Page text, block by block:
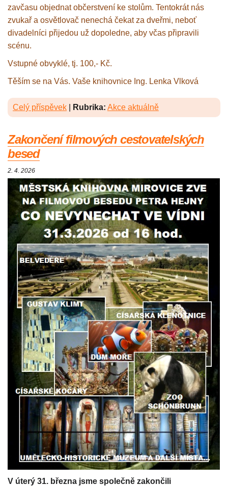
zavčasu objednat občerstvení ke stolům. Tentokrát nás
zvukař a osvětlovač nenechá čekat za dveřmi, neboť
divadelníci přijedou už dopoledne, aby včas připravili
scénu.
Vstupné obvyklé, tj. 100,- Kč.
Těším se na Vás. Vaše knihovnice Ing. Lenka Vlková
Celý příspěvek Rubrika: Akce aktuálně
Zakončení filmových cestovatelských
besed
2. 4. 2026
V úterý 31. března jsme společně zakončili